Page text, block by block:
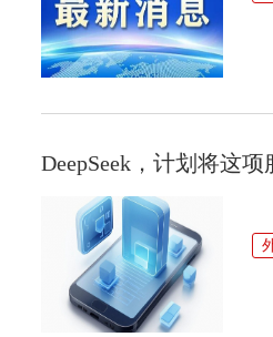
DeepSeek，计划将这项